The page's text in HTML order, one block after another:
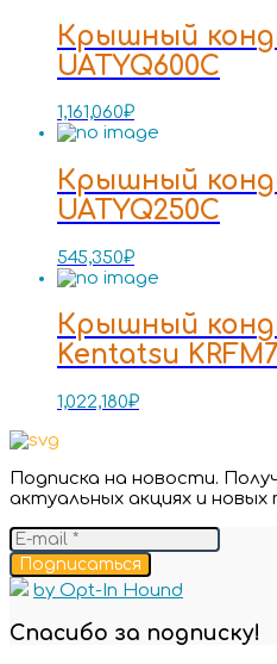
Крышный
UATYQ600C
1,161,060₽
Крышный
UATYQ250C
545,350₽
Крышный
Kentatsu
1,022,180₽
Подписка на новости.
актуальных акциях и новых
Подписаться
by Opt-In Hound
Спасибо за подписку!